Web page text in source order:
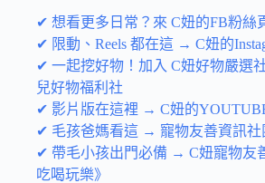
✔ 想看更多日常？來 C妞的FB粉絲
✔ 限動、Reels 都在這 → C妞的
✔ 一起挖好物！加入 C妞好物嚴選
兒好物福利社
✔ 影片版在這裡 → C妞的
✔ 毛孩爸媽看這 → 寵物友善資訊社
✔ 帶毛小孩出門必備 → C妞寵物友
吃喝玩樂》